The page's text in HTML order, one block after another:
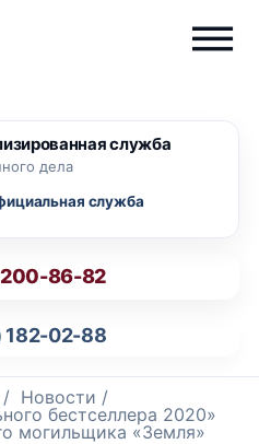
86-82
182-02-88
служба
дела
/ Новости /
бестселлера 2020»
могильщика «Земля»